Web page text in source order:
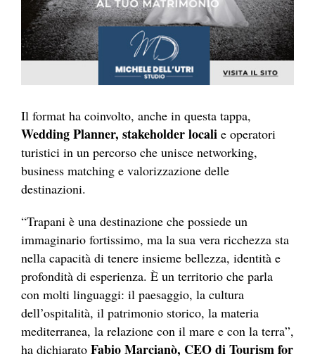
Il format ha coinvolto, anche in questa tappa,
Wedding Planner, stakeholder locali e operatori
turistici in un percorso che unisce networking,
business matching e valorizzazione delle
destinazioni.
“Trapani è una destinazione che possiede un
immaginario fortissimo, ma la sua vera ricchezza sta
nella capacità di tenere insieme bellezza, identità e
profondità di esperienza. È un territorio che parla
con molti linguaggi: il paesaggio, la cultura
dell’ospitalità, il patrimonio storico, la materia
mediterranea, la relazione con il mare e con la terra”,
ha dichiarato Fabio Marcianò, CEO di Tourism for